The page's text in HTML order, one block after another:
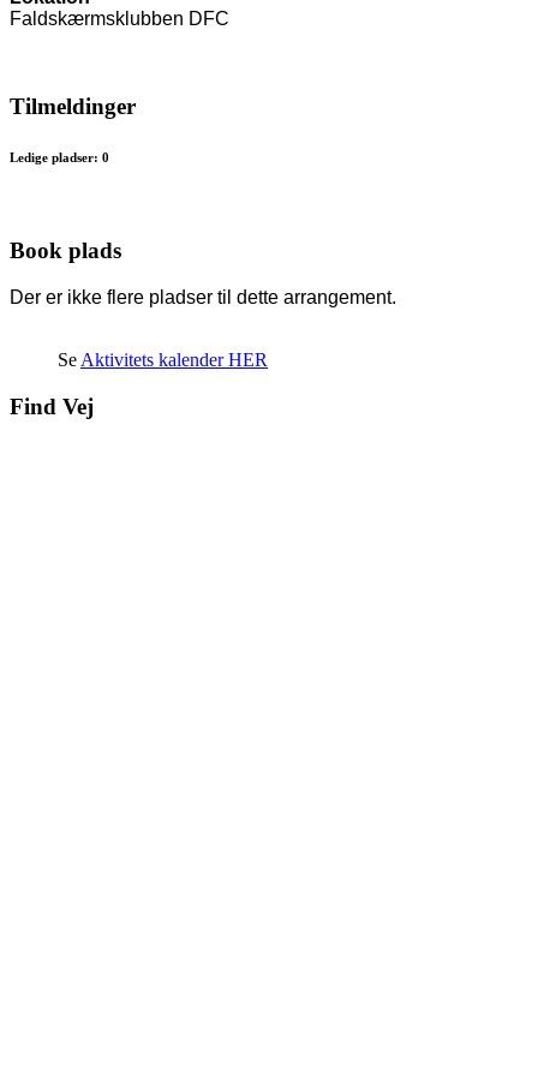
Faldskærmsklubben DFC
Tilmeldinger
Ledige pladser: 0
Book plads
Der er ikke flere pladser til dette arrangement.
Se Aktivitets kalender HER
Find Vej